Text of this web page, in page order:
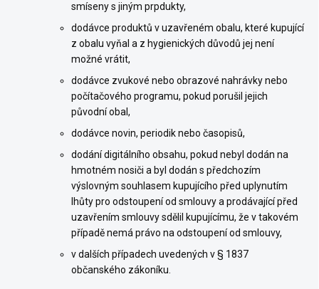
smíseny s jiným prpdukty,
dodávce produktů v uzavřeném obalu, které kupující
z obalu vyňal a z hygienických důvodů jej není
možné vrátit,
dodávce zvukové nebo obrazové nahrávky nebo
počítačového programu, pokud porušil jejich
původní obal,
dodávce novin, periodik nebo časopisů,
dodání digitálního obsahu, pokud nebyl dodán na
hmotném nosiči a byl dodán s předchozím
výslovným souhlasem kupujícího před uplynutím
lhůty pro odstoupení od smlouvy a prodávající před
uzavřením smlouvy sdělil kupujícímu, že v takovém
případě nemá právo na odstoupení od smlouvy,
v dalších případech uvedených v § 1837
občanského zákoníku.